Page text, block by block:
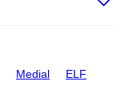
Medial ELF